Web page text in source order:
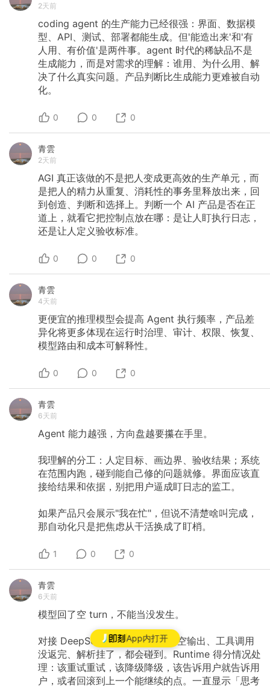
App内打开
2天前
coding agent 的生产能力已经很强：界面、数据模
型、API、测试、部署都能生成。但'能造出来'和'有
人用、有价值'是两件事。agent 时代的稀缺品不是
生成能力，而是对需求的理解：谁用、为什么用、解
决了什么真实问题。产品判断比生成能力更难被自动
化。
0 0 0
青雲
2天前
AGI 真正该做的不是把人变成更高效的生产单元，而
是把人的精力从重复、消耗性的事务里释放出来，回
到创造、判断和选择上。判断一个 AI 产品是否在正
道上，就看它把控制点放在哪：是让人盯执行日志，
还是让人定义验收标准。
0 0 0
青雲
4天前
更便宜的推理模型会提高 Agent 执行频率，产品差
异化将更多体现在运行时治理、审计、权限、恢复、
模型路由和成本可解释性。
0 0 0
青雲
6天前
Agent 能力越强，方向盘越要攥在手里。
我理解的分工：人定目标、画边界、验收结果；系统
在范围内跑，碰到能自己修的问题就修。界面应该直
接给结果和依据，别把用户逼成盯日志的监工。
如果产品只会展示"我在忙"，但说不清楚啥叫完成，
那自动化只是把焦虑从干活换成了盯梢。
1 0 0
青雲
6天前
模型回了空 turn，不能当没发生。
对接 DeepSeek 这类流式接口，空输出、工具调用
没返完、解析挂了，都会碰到。Runtime 得分情况处
理：该重试重试，该降级降级，该告诉用户就告诉用
户，或者回滚到上一个能继续的点。一直显示「思考